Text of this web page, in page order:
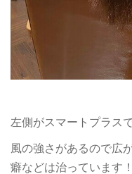
左側がスマートプラス
風の強さがあるので広
癖などは治っています！